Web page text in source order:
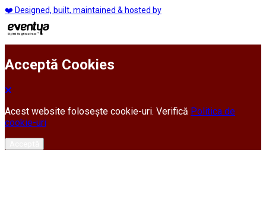
❤️ Designed, built, maintained & hosted by
Acceptă Cookies
Acest website folosește cookie-uri. Verifică Politica de
cookie-uri